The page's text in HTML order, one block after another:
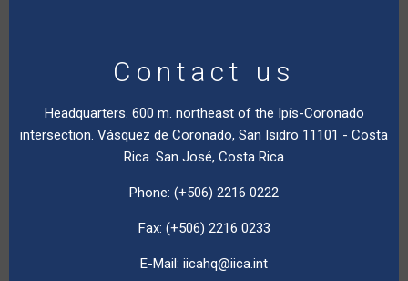
Contact us
Headquarters. 600 m. northeast of the Ipís-Coronado
intersection. Vásquez de Coronado, San Isidro 11101 - Costa
Rica. San José, Costa Rica
Phone: (+506) 2216 0222
Fax: (+506) 2216 0233
E-Mail: iicahq@iica.int